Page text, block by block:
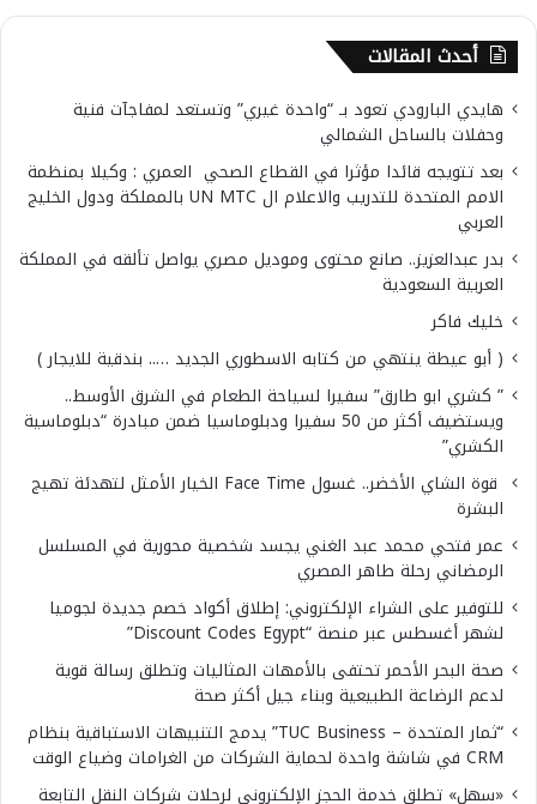
أحدث المقالات
هايدي البارودي تعود بـ “واحدة غيري” وتستعد لمفاجآت فنية
وحفلات بالساحل الشمالي
بعد تتويجه قائدا مؤثرا في القطاع الصحي العمري : وكيلا بمنظمة
الامم المتحدة للتدريب والاعلام ال UN MTC بالمملكة ودول الخليج
العربي
بدر عبدالعزيز.. صانع محتوى وموديل مصري يواصل تألقه في المملكة
العربية السعودية
خليك فاكر
( أبو عيطة ينتهي من كتابه الاسطوري الجديد ….. بندقية للايجار )
” كشري ابو طارق” سفيرا لسياحة الطعام في الشرق الأوسط..
ويستضيف أكثر من 50 سفيرا ودبلوماسيا ضمن مبادرة “دبلوماسية
الكشري”
قوة الشاي الأخضر.. غسول Face Time الخيار الأمثل لتهدئة تهيج
البشرة
عمر فتحي محمد عبد الغني يجسد شخصية محورية في المسلسل
الرمضاني رحلة طاهر المصري
للتوفير على الشراء الإلكتروني: إطلاق أكواد خصم جديدة لجوميا
لشهر أغسطس عبر منصة “Discount Codes Egypt”
صحة البحر الأحمر تحتفى بالأمهات المثاليات وتطلق رسالة قوية
لدعم الرضاعة الطبيعية وبناء جيل أكثر صحة
“ثمار المتحدة – TUC Business” يدمج التنبيهات الاستباقية بنظام
CRM في شاشة واحدة لحماية الشركات من الغرامات وضياع الوقت
«سهل» تطلق خدمة الحجز الإلكتروني لرحلات شركات النقل التابعة